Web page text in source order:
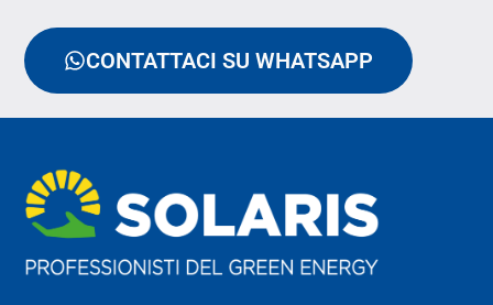
CONTATTACI SU WHATSAPP